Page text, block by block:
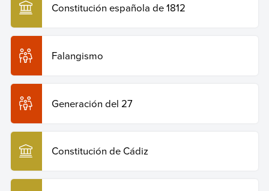
Constitución española de 1812
Falangismo
Generación del 27
Constitución de Cádiz